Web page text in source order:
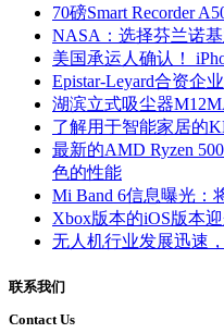
70磅Smart Recorder
NASA：选择芬兰诺
美国承运人确认！
Epistar-Leyard合资企
湖滨立式吸尘器
了解用于智能家居的
最新的AMD Ryzen
色的性能
Mi Band 6信息曝光：
Xbox版本的iOS版本
无人机行业发展迅速
联系我们
Contact Us